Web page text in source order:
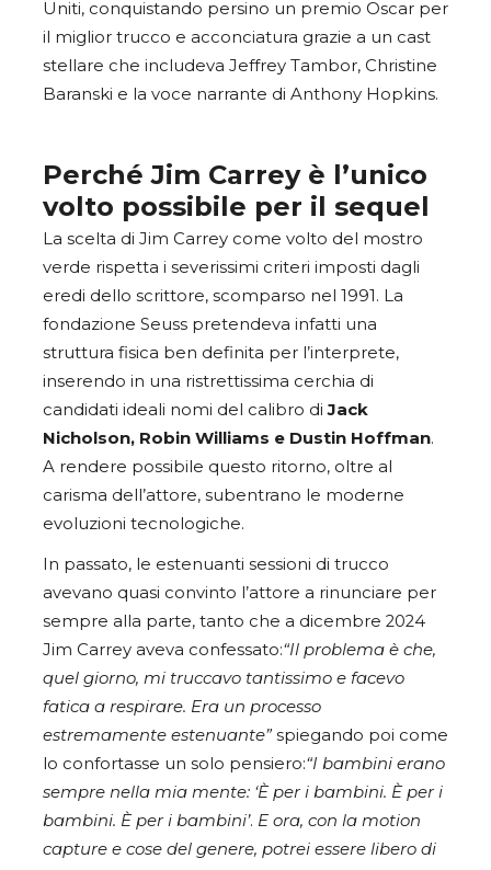
Uniti, conquistando persino un premio Oscar per
il miglior trucco e acconciatura grazie a un cast
stellare che includeva Jeffrey Tambor, Christine
Baranski e la voce narrante di Anthony Hopkins.
Perché Jim Carrey è l’unico
volto possibile per il sequel
La scelta di Jim Carrey come volto del mostro
verde rispetta i severissimi criteri imposti dagli
eredi dello scrittore, scomparso nel 1991. La
fondazione Seuss pretendeva infatti una
struttura fisica ben definita per l’interprete,
inserendo in una ristrettissima cerchia di
candidati ideali nomi del calibro diJack
Nicholson, Robin Williams e Dustin Hoffman.
A rendere possibile questo ritorno, oltre al
carisma dell’attore, subentrano le moderne
evoluzioni tecnologiche.
In passato, le estenuanti sessioni di trucco
avevano quasi convinto l’attore a rinunciare per
sempre alla parte, tanto che a dicembre 2024
Jim Carrey aveva confessato:“Il problema è che,
quel giorno, mi truccavo tantissimo e facevo
fatica a respirare. Era un processo
estremamente estenuante” spiegando poi come
lo confortasse un solo pensiero:“I bambini erano
sempre nella mia mente: ‘È per i bambini. È per i
bambini. È per i bambini’. E ora, con la motion
capture e cose del genere, potrei essere libero di